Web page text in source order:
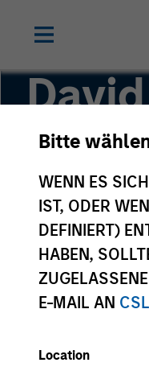
Bitte
WENN ES
IST, ODER
DEFINIERT)
HABEN,
E-MAIL AN
Location
Chief Financial